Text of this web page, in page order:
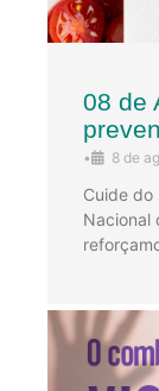
08 de
• 8 de
Cuide do
Nacional